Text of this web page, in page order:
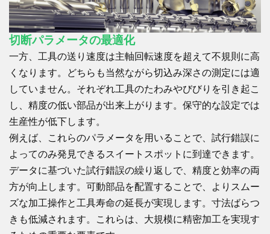
切断パラメータの最適化
一方、工具の送り速度は主軸回転速度を超えて不規則に高
くなります。どちらも当然ながら切込み深さの測定には適
していません。それぞれ工具のたわみやびびりを引き起こ
し、精度の低い部品が出来上がります。保守的な設定では
生産性が低下します。
例えば、これらのパラメータを用いることで、試行錯誤に
よってのみ発見できるスイートスポットに到達できます。
データに基づいた試行錯誤の繰り返しで、精度と効率の両
方が向上します。可動部品を配置することで、よりスムー
ズな加工操作と工具寿命の延長が実現します。寸法ばらつ
きも低減されます。これらは、大規模に精密加工を実現す